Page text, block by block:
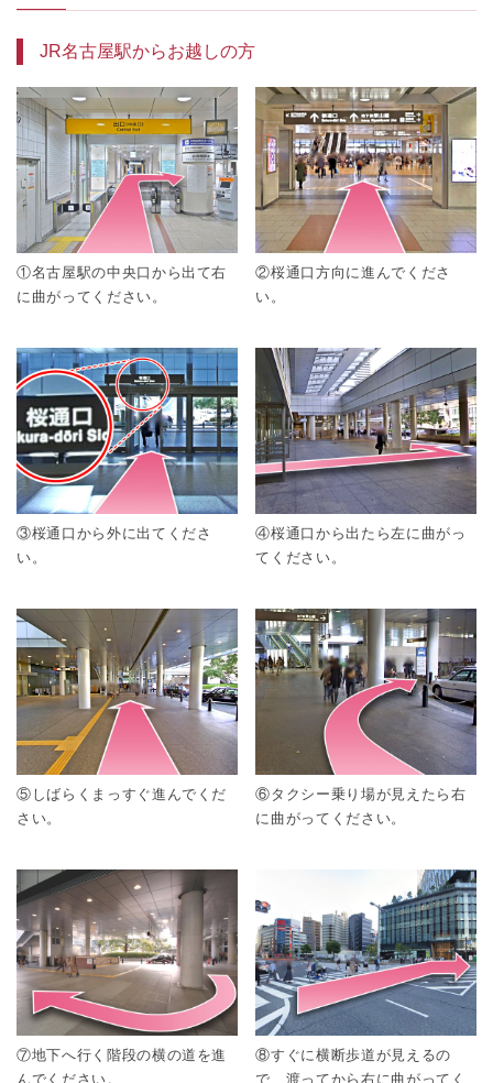
JR名古屋駅からお越しの方
①名古屋駅の中央口から出て右
に曲がってください。
②桜通口方向に進んでくださ
い。
③桜通口から外に出てくださ
い。
④桜通口から出たら左に曲がっ
てください。
⑤しばらくまっすぐ進んでくだ
さい。
⑥タクシー乗り場が見えたら右
に曲がってください。
⑦地下へ行く階段の横の道を進
んでください。
⑧すぐに横断歩道が見えるの
で、渡ってから右に曲がってく